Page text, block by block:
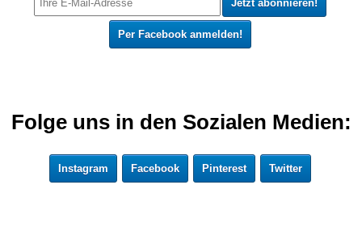
Per Facebook anmelden!
Folge uns in den Sozialen Medien:
Instagram Facebook Pinterest Twitter